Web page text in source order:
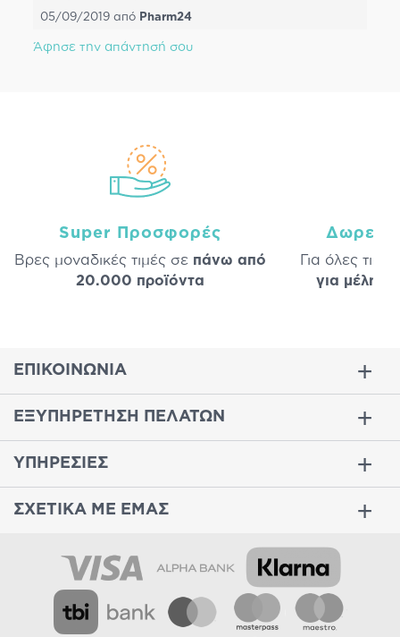
05/09/2019 από Pharm24
Άφησε την απάντησή σου
Super Προσφορές
Βρες μοναδικές τιμές σε πάνω από
20.000 προϊόντα
Δωρεάν
Για όλες τις
για μέλη
ΕΠΙΚΟΙΝΩΝΙΑ
ΕΞΥΠΗΡΕΤΗΣΗ ΠΕΛΑΤΩΝ
ΥΠΗΡΕΣΙΕΣ
ΣΧΕΤΙΚΑ ΜΕ ΕΜΑΣ